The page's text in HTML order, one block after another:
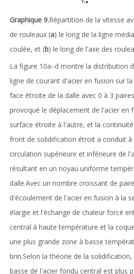
Graphique 9.Répartition de la vitesse
de rouleaux (a) le long de la ligne
coulée, et (b) le long de l'axe des
La figure 10a–d montre la distribution
ligne de courant d'acier en fusion sur
face étroite de la dalle avec 0 à 3
provoqué le déplacement de l'acier en
surface étroite à l'autre, et la
front de solidification étroit a conduit
circulation supérieure et inférieure de
résultant en un noyau uniforme
dalle.Avec un nombre croissant de
d'écoulement de l'acier en fusion à la
élargie et l'échange de chaleur forcé
central à haute température et la
une plus grande zone à basse
brin.Selon la théorie de la
basse de l'acier fondu central est plus